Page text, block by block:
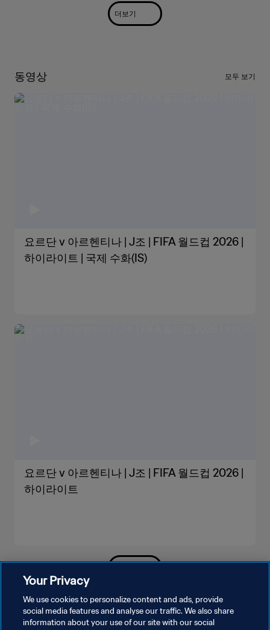
더보기
동영상 모두 보기
요르단 v 아르헨티나 | J조 | FIFA 월드컵 2026 |
하이라이트 | 국제 수화(IS)
요르단 v 아르헨티나 | J조 | FIFA 월드컵 2026 |
하이라이트
Your Privacy
We use cookies to personalize content and ads, provide
social media features and analyse our traffic. We also share
information about your use of our site with our social